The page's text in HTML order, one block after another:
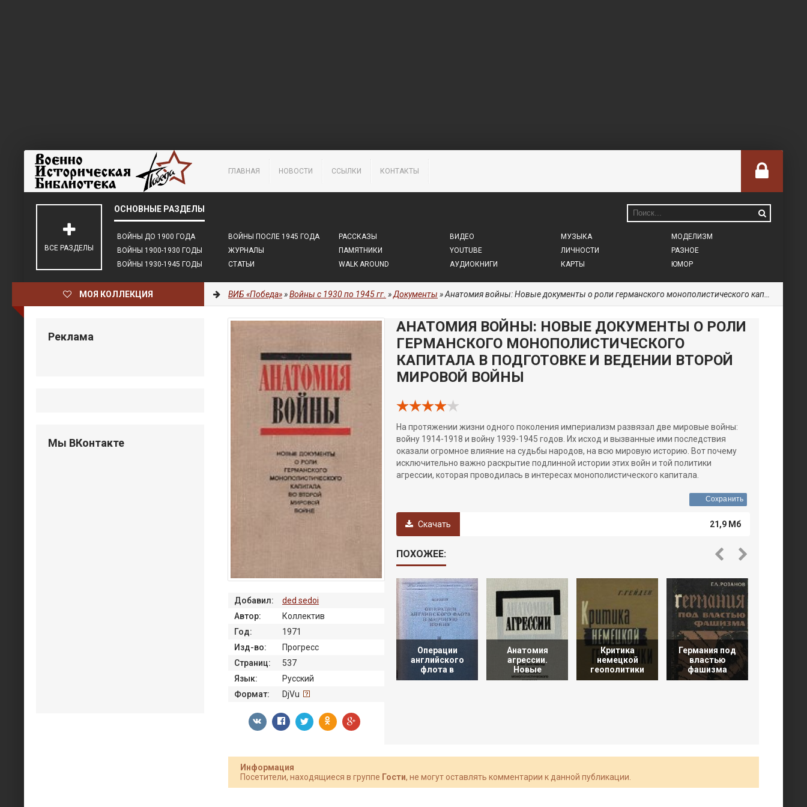
ГЛАВНАЯ НОВОСТИ ССЫЛКИ КОНТАКТЫ
ВОЙНЫ ДО 1900 ГОДА
ВОЙНЫ 1900-1930 ГОДЫ
ВОЙНЫ 1930-1945 ГОДЫ
ВОЙНЫ ПОСЛЕ 1945 ГОДА
ЖУРНАЛЫ
СТАТЬИ
РАССКАЗЫ
ПАМЯТНИКИ
WALK AROUND
ВИДЕО
YOUTUBE
АУДИОКНИГИ
МУЗЫКА
ЛИЧНОСТИ
КАРТЫ
МОДЕЛИЗМ
РАЗНОЕ
ЮМОР
ВСЕ РАЗДЕЛЫ
МОЯ КОЛЛЕКЦИЯ ВИБ «Победа»»Войны с 1930 по 1945 гг. »Документы » Анатомия войны: Новые документы о роли германского монополистического капитала в подготовке и ведении Второй мировой войны
АНАТОМИЯ ВОЙНЫ: НОВЫЕ ДОКУМЕНТЫ О РОЛИ
ГЕРМАНСКОГО МОНОПОЛИСТИЧЕСКОГО
КАПИТАЛА В ПОДГОТОВКЕ И ВЕДЕНИИ ВТОРОЙ
МИРОВОЙ ВОЙНЫ
На протяжении жизни одного поколения империализм развязал две мировые войны:
войну 1914-1918 и войну 1939-1945 годов. Их исход и вызванные ими последствия
оказали огромное влияние на судьбы народов, на всю мировую историю. Вот почему
исключительно важно раскрытие подлинной истории этих войн и той политики
агрессии, которая проводилась в интересах монополистического капитала.
Сохранить
Скачать 21,9 Мб
Добавил:
ded sedoi
Автор:
Коллектив
Год:
1971
Изд-во:
Прогресс
Страниц:
537
Язык:
Русский
Формат:
DjVu
ПОХОЖЕЕ:
Операции
английского
флота в
Анатомия
агрессии.
Новые
Критика
немецкой
геополитики
Германия под
властью
фашизма
Информация
Посетители, находящиеся в группе Гости, не могут оставлять комментарии к данной публикации.
Реклама
Мы ВКонтакте